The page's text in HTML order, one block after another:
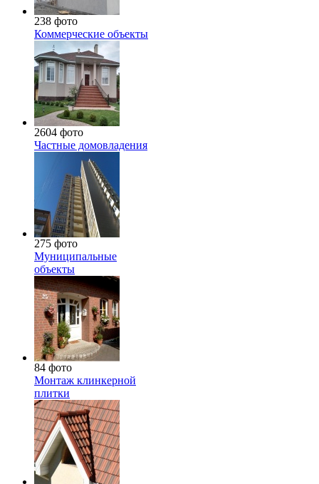
238 фото
Коммерческие объекты
2604 фото
Частные домовладения
275 фото
Муниципальные
объекты
84 фото
Монтаж клинкерной
плитки